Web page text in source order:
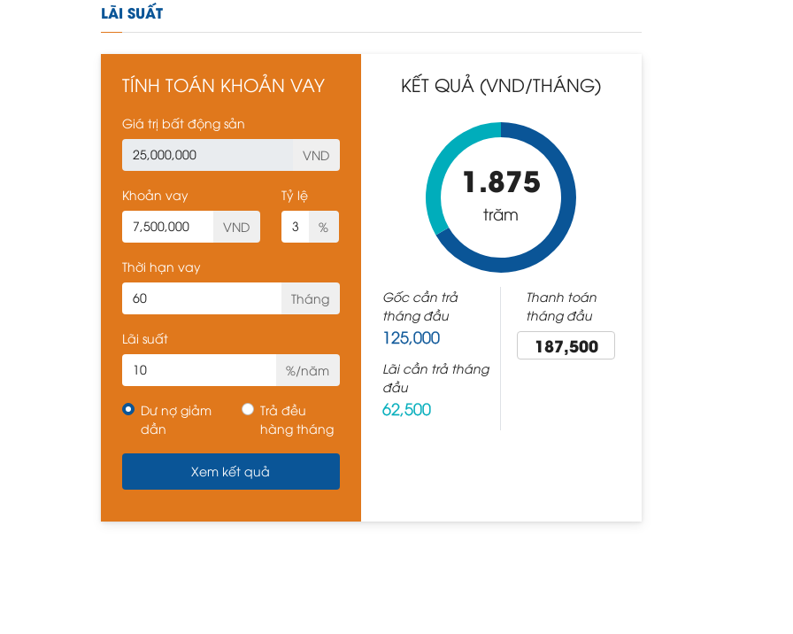
LÃI SUẤT
TÍNH TOÁN KHOẢN VAY
Giá trị bất động sản
VND
Khoản vay
VND
Tỷ lệ
%
Thời hạn vay
Tháng
Lãi suất
%/năm
Dư nợ giảm
dần
Trả đều
hàng tháng
KẾT QUẢ (VND/THÁNG)
1.875
trăm
Gốc cần trả
tháng đầu
125,000
Lãi cần trả tháng
đầu
62,500
Thanh toán
tháng đầu
187,500